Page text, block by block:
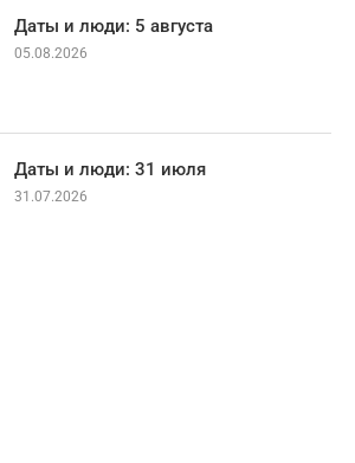
Даты и люди: 5 августа
05.08.2026
Даты и люди: 31 июля
31.07.2026